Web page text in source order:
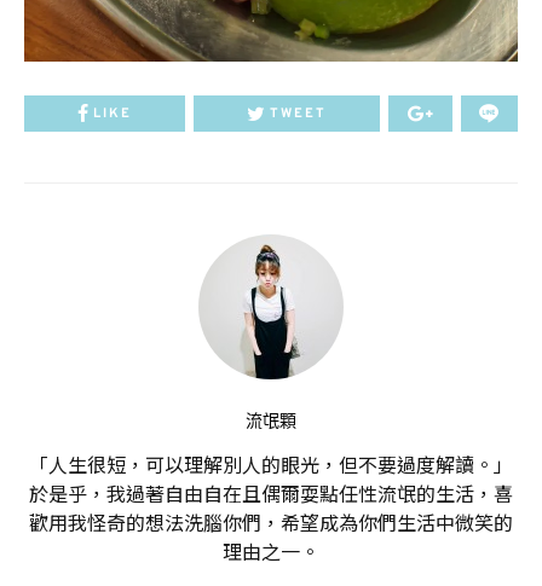
LIKE TWEET
流氓顆
「人生很短，可以理解別人的眼光，但不要過度解讀。」
於是乎，我過著自由自在且偶爾耍點任性流氓的生活，喜
歡用我怪奇的想法洗腦你們，希望成為你們生活中微笑的
理由之一。